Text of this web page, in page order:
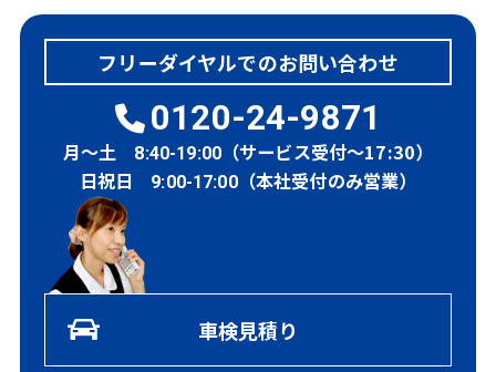
フリーダイヤルでのお問い合わせ
0120-24-9871
月～土 8:40-19:00 （サービス受付～17:30）
日祝日
9:00-17:00（本社受付のみ営業）
車検見積り